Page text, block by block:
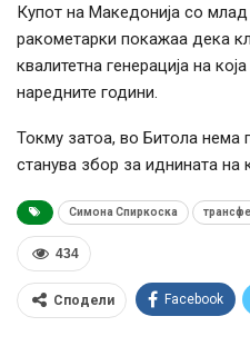
Купот на Македонија со
ракометарки покажаа дека
квалитетна генерација на
наредните години.
Токму затоа, во Битола нема
станува збор за иднината на
Симона Спиркоска
434
Сподели Facebook